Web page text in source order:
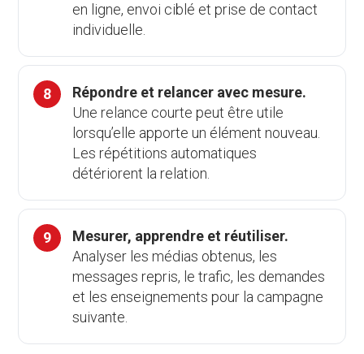
en ligne, envoi ciblé et prise de contact
individuelle.
Répondre et relancer avec mesure.
Une relance courte peut être utile
lorsqu’elle apporte un élément nouveau.
Les répétitions automatiques
détériorent la relation.
Mesurer, apprendre et réutiliser.
Analyser les médias obtenus, les
messages repris, le trafic, les demandes
et les enseignements pour la campagne
suivante.